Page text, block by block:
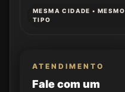
MESMA CIDADE • MESMO
TIPO
ATENDIMENTO
Fale com um